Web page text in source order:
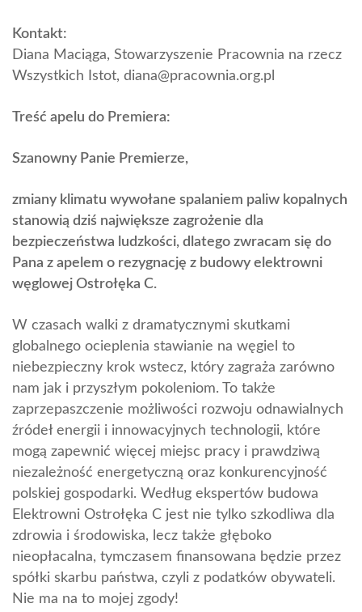
Kontakt:
Diana Maciąga, Stowarzyszenie Pracownia na rzecz
Wszystkich Istot, diana@pracownia.org.pl
Treść apelu do Premiera:
Szanowny Panie Premierze,
zmiany klimatu wywołane spalaniem paliw kopalnych
stanowią dziś największe zagrożenie dla
bezpieczeństwa ludzkości, dlatego zwracam się do
Pana z apelem o rezygnację z budowy elektrowni
węglowej Ostrołęka C.
W czasach walki z dramatycznymi skutkami
globalnego ocieplenia stawianie na węgiel to
niebezpieczny krok wstecz, który zagraża zarówno
nam jak i przyszłym pokoleniom. To także
zaprzepaszczenie możliwości rozwoju odnawialnych
źródeł energii i innowacyjnych technologii, które
mogą zapewnić więcej miejsc pracy i prawdziwą
niezależność energetyczną oraz konkurencyjność
polskiej gospodarki. Według ekspertów budowa
Elektrowni Ostrołęka C jest nie tylko szkodliwa dla
zdrowia i środowiska, lecz także głęboko
nieopłacalna, tymczasem finansowana będzie przez
spółki skarbu państwa, czyli z podatków obywateli.
Nie ma na to mojej zgody!